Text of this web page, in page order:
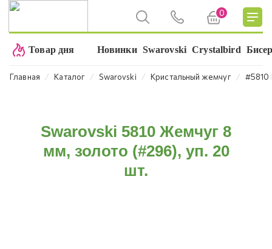
0
Товар дня Новинки Swarovski Crystalbird
Главная ⁄ Каталог ⁄ Swarovski ⁄ Кристальный жемчуг ⁄ #5810
Swarovski 5810 Жемчуг 8
мм, золото (#296), уп. 20
шт.